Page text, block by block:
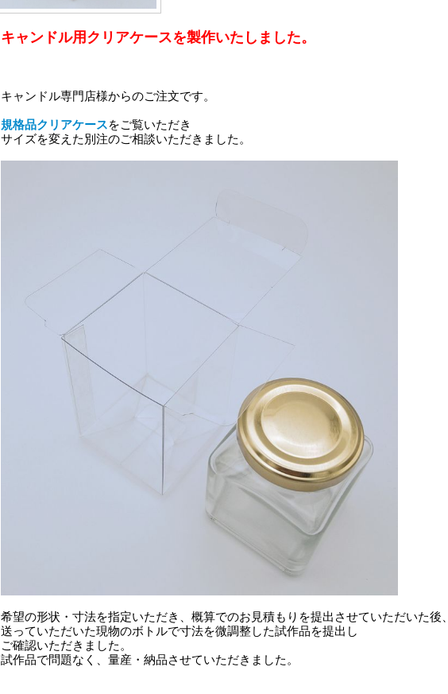
キャンドル用クリアケースを製作いたしました。
キャンドル専門店様からのご注文です。
規格品クリアケースをご覧いただき
サイズを変えた別注のご相談いただきました。
希望の形状・寸法を指定いただき、概算でのお見積もりを提出させていただいた後、
送っていただいた現物のボトルで寸法を微調整した試作品を提出し
ご確認いただきました。
試作品で問題なく、量産・納品させていただきました。